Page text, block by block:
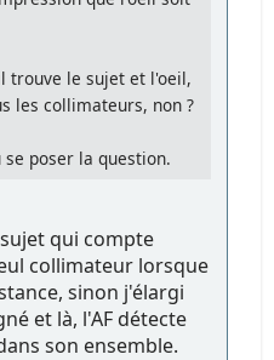
trouve le sujet et l'oeil,
les collimateurs, non ?
se poser la question.
qui compte
collimateur lorsque
sinon j'élargi
et là, l'AF détecte
son ensemble.